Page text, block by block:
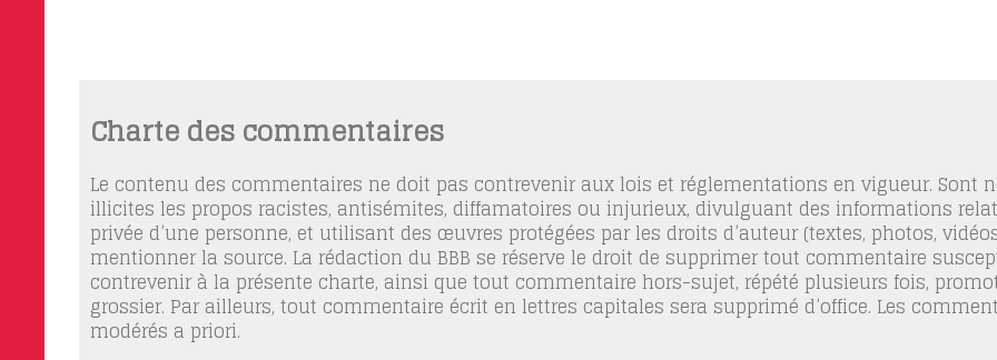
Charte des commentaires
Le contenu des commentaires ne doit pas contrevenir aux lois et réglementations en vigueur. Sont
illicites les propos racistes, antisémites, diffamatoires ou injurieux, divulguant des informations
privée d’une personne, et utilisant des œuvres protégées par les droits d’auteur (textes, photos,
mentionner la source. La rédaction du BBB se réserve le droit de supprimer tout commentaire
contrevenir à la présente charte, ainsi que tout commentaire hors-sujet, répété plusieurs fois,
grossier. Par ailleurs, tout commentaire écrit en lettres capitales sera supprimé d’office. Les
modérés a priori.